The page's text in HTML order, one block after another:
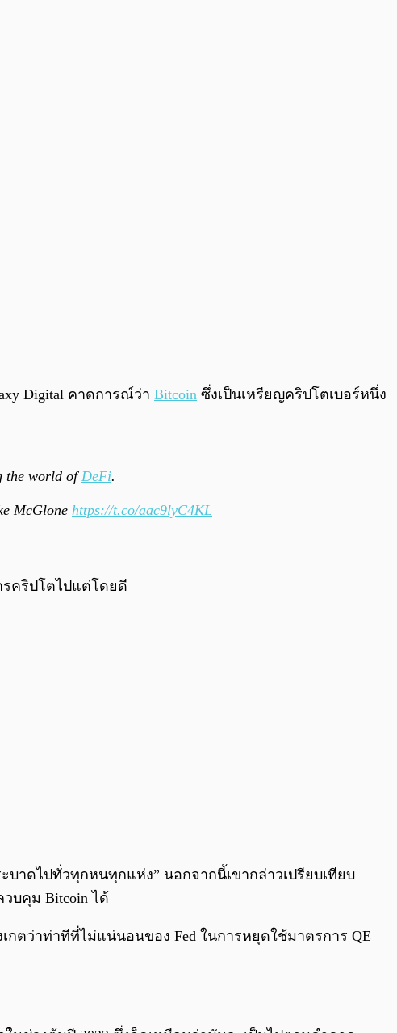
0:00/0:00
Digital คาดการณ์ว่า Bitcoin ซึ่งเป็นเหรียญคริปโตเบอร์หนึ่ง
the world ofDeFi.
McGlone https://t.co/aac9lyC4KL
รคริปโตไปแต่โดยดี
บาดไปทั่วทุกหนทุกแห่ง” นอกจากนี้เขากล่าวเปรียบเทียบ
บคุม Bitcoin ได้
กตว่าท่าทีที่ไม่แน่นอนของ Fed ในการหยุดใช้มาตรการ QE